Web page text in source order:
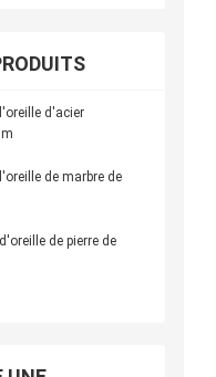
d'acier
de marbre de
de pierre de